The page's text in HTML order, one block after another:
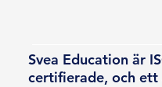
Svea Education är
certifierade, och